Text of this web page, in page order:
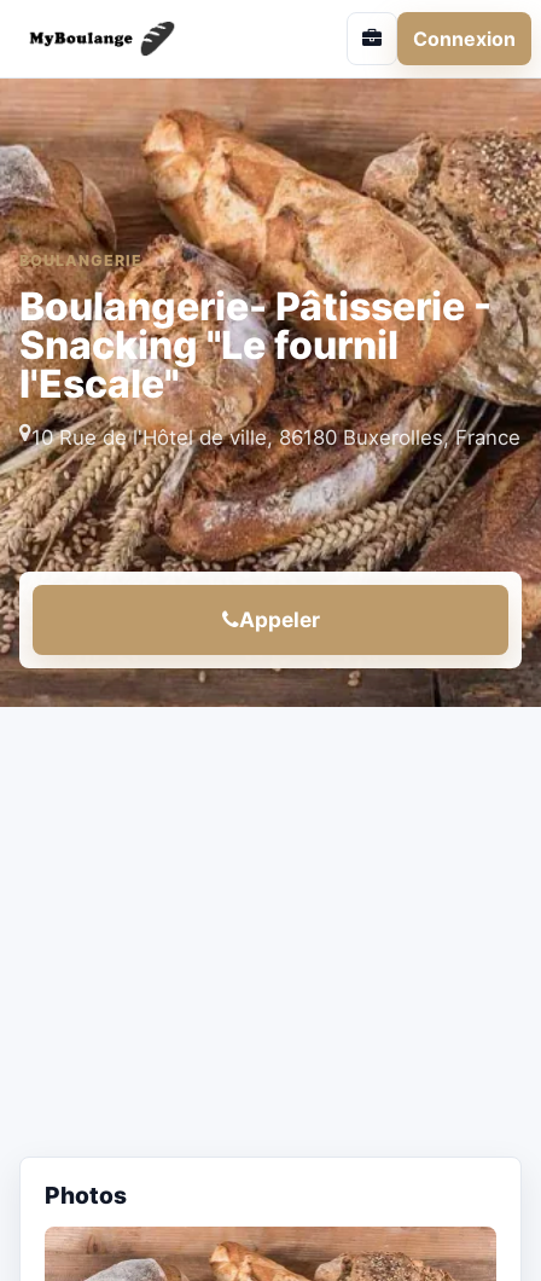
Connexion
BOULANGERIE
Boulangerie- Pâtisserie -
Snacking "Le fournil
l'Escale"
10 Rue de l'Hôtel de ville, 86180 Buxerolles, France
Appeler
Photos